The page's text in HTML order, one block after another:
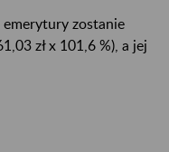
zostanie
zł x 101,6 %), a jej